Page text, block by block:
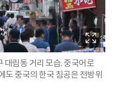
대림동 거리 모습. 중국어로
도 중국의 한국 침공은 전방위